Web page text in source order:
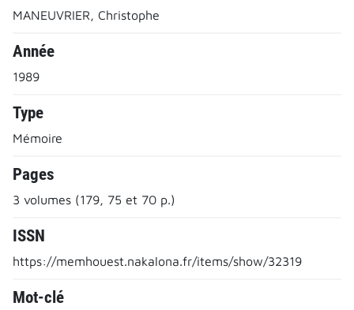
MANEUVRIER, Christophe
Année
1989
Type
Mémoire
Pages
3 volumes (179, 75 et 70 p.)
ISSN
https://memhouest.nakalona.fr/items/show/32319
Mot-clé